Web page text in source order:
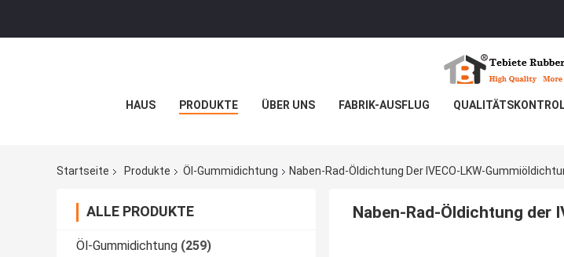
HAUS PRODUKTE ÜBER UNS FABRIK-AUSFLUG
Startseite Produkte Öl-Gummidichtung Naben-Rad-Öldichtung Der IVECO-LKW-
ALLE PRODUKTE
Öl-Gummidichtung (259)
Naben-Rad-Öldichtung der